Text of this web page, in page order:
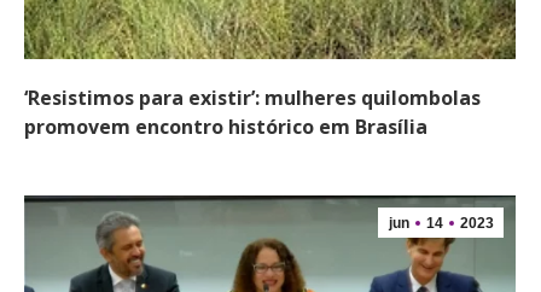
‘Resistimos para existir’: mulheres quilombolas
promovem encontro histórico em Brasília
jun 14 2023